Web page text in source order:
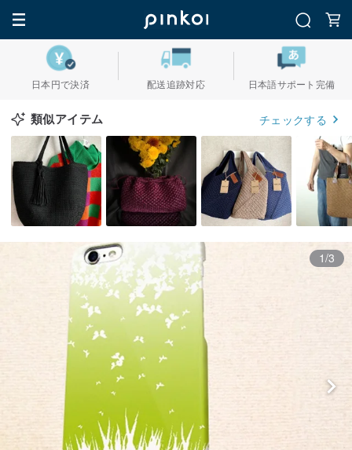
日本円で決済 配送追跡対応 日本語サポート完備
類似アイテム チェックする
1/3